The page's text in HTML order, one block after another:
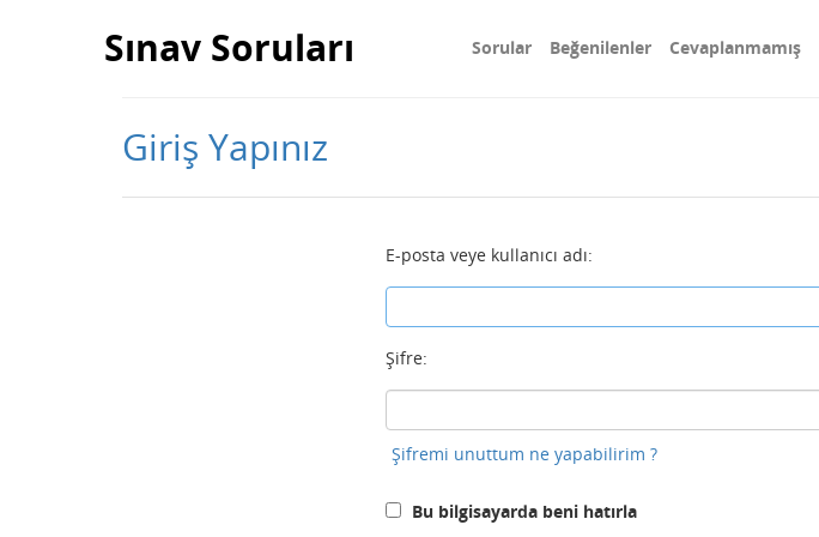
Sınav Soruları Sorular Beğenilenler Cevaplanmamış
Giriş Yapınız
E-posta veye kullanıcı adı:
Şifre:
Şifremi unuttum ne yapabilirim ?
Bu bilgisayarda beni hatırla